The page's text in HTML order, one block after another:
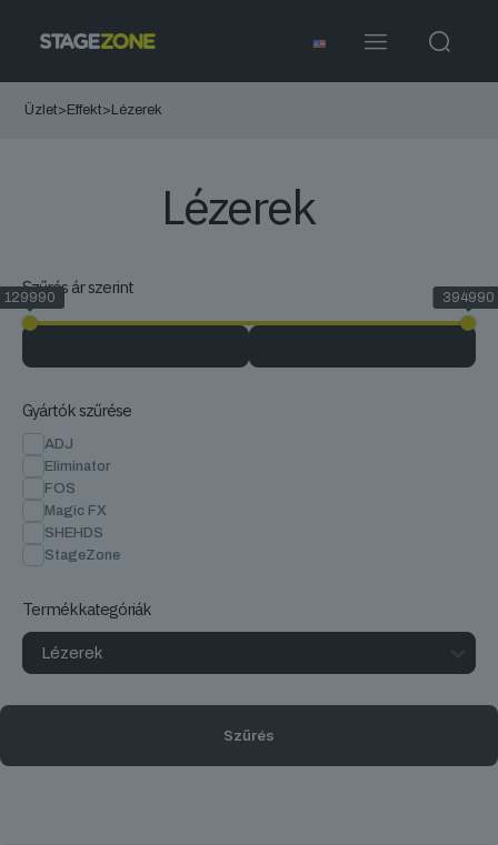
Üzlet> Effekt> Lézerek
Lézerek
Szűrés ár szerint
129990 394990
Gyártók szűrése
ADJ
Eliminator
FOS
Magic FX
SHEHDS
StageZone
Termékkategóriák
Szűrés